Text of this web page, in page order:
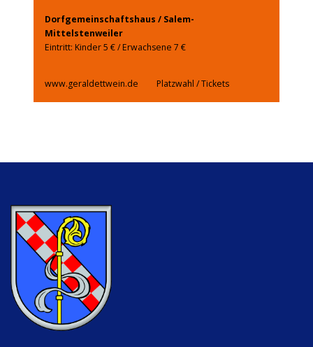
Dorfgemeinschaftshaus / Salem-
Mittelstenweiler
Eintritt: Kinder 5 € / Erwachsene 7 €
www.geraldettwein.de Platzwahl / Tickets